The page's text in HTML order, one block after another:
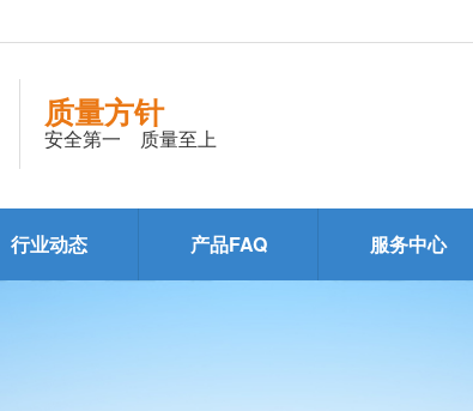
质量方针
安全第一 质量至上
行业动态 产品FAQ 服务中心